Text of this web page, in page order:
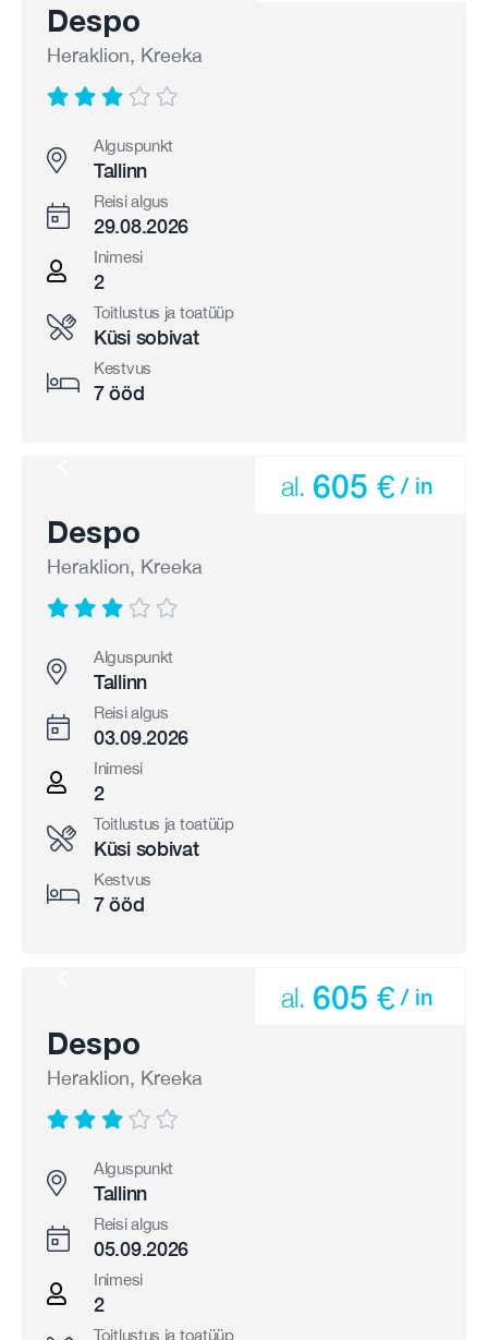
Despo
Heraklion, Kreeka
Alguspunkt
Tallinn
Reisi algus
29.08.2026
Inimesi
2
Toitlustus ja toatüüp
Küsi sobivat
Kestvus
7 ööd
Despo
Heraklion, Kreeka
al. 605 € / in
Alguspunkt
Tallinn
Reisi algus
03.09.2026
Inimesi
2
Toitlustus ja toatüüp
Küsi sobivat
Kestvus
7 ööd
Despo
Heraklion, Kreeka
al. 605 € / in
Alguspunkt
Tallinn
Reisi algus
05.09.2026
Inimesi
2
Toitlustus ja toatüüp